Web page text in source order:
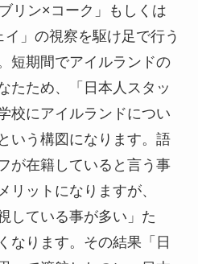
リン×コーク」もしくは
イ」の視察を駆け足で行う
短期間でアイルランドの
たため、「日本人スタッ
校にアイルランドについ
いう構図になります。語
が在籍していると言う事
リットになりますが、
している事が多い」た
なります。その結果「日